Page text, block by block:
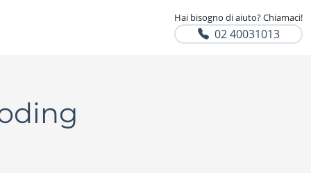
Hai bisogno di aiuto? Chiamaci!
02 40031013